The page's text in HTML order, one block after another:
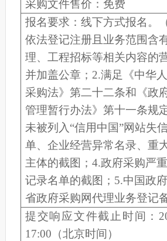
采购文件售价： 免费
报名要求： 线下方式报名 。
依法登记注册且业务范围含
理、工程招标等相关内容的
并加盖公章； 2.满足《中华
采购法》第二十二条和《政
管理暂行办法》第十一条规
未被列入“信用中国”网站失
单、企业经营异常名录、重
主体的截图； 4.政府采购严
记录名单的截图； 5.中国政
省政府采购网代理业务登记
提交响应文件截止时间：
17:00 （北京时间）